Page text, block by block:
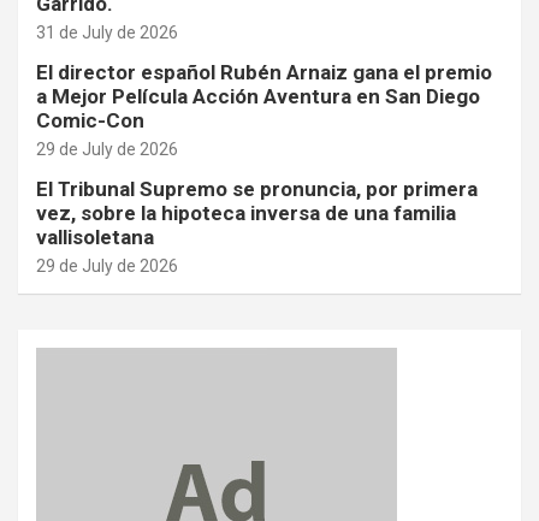
31 de July de 2026
El director español Rubén Arnaiz gana el premio
a Mejor Película Acción Aventura en San Diego
Comic-Con
29 de July de 2026
El Tribunal Supremo se pronuncia, por primera
vez, sobre la hipoteca inversa de una familia
vallisoletana
29 de July de 2026